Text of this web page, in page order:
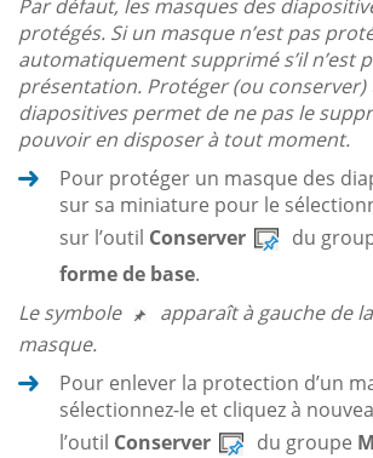
Par défaut, les masques des
protégés. Si un masque n’est pas
automatiquement supprimé s’il n’est
présentation. Protéger (ou conserver)
diapositives permet de ne pas le
pouvoir en disposer à tout moment.
Pour protéger un masque des
sur sa miniature pour le
sur l’outil Conserver du
forme de base.
Le symbole
apparaît à gauche de
masque.
Pour enlever la protection d’un
sélectionnez-le et cliquez à
l’outil Conserver du groupe